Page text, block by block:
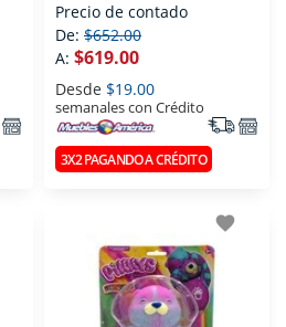
Precio de contado
De: $652.00
A: $619.00
Desde $19.00
semanales con Crédito
3X2 PAGANDO A CRÉDITO
favorite